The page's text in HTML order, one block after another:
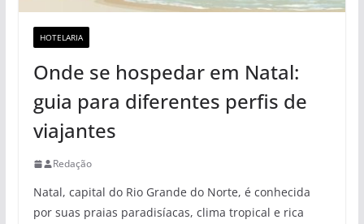
HOTELARIA
Onde se hospedar em Natal:
guia para diferentes perfis de
viajantes
Redação
Natal, capital do Rio Grande do Norte, é conhecida
por suas praias paradisíacas, clima tropical e rica